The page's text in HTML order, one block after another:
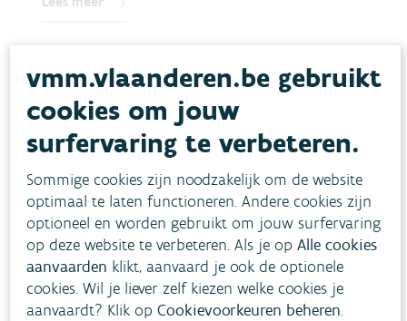
Publicaties
vmm.vlaanderen.be gebruikt
cookies om jouw
surfervaring te verbeteren.
Sommige cookies zijn noodzakelijk om de website
optimaal te laten functioneren. Andere cookies zijn
optioneel en worden gebruikt om jouw surfervaring
op deze website te verbeteren. Als je opAlle cookies
aanvaarden klikt, aanvaard je ook de optionele
cookies. Wil je liever zelf kiezen welke cookies je
aanvaardt? Klik opCookievoorkeuren beheren.